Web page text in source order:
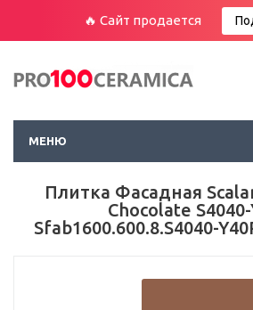
🔥 Сайт продается
МЕНЮ
Плитка Фасадная
Chocolate S4040-
Sfab1600.600.8.S4040-